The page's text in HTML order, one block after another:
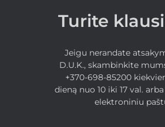
Turite
Jeigu nerandate
D.U.K., skambinkite
+370-698-85200
dieną nuo 10 iki 17 val.
elektroniniu